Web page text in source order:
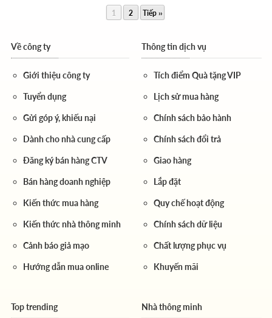
1 2 Tiếp ››
Về công ty
Giới thiệu công ty
Tuyển dụng
Gửi góp ý, khiếu nại
Dành cho nhà cung cấp
Đăng ký bán hàng CTV
Bán hàng doanh nghiệp
Kiến thức mua hàng
Kiến thức nhà thông minh
Cảnh báo giả mạo
Hướng dẫn mua online
Thông tin dịch vụ
Tích điểm Quà tặng VIP
Lịch sử mua hàng
Chính sách bảo hành
Chính sách đổi trả
Giao hàng
Lắp đặt
Quy chế hoạt động
Chính sách dữ liệu
Chất lượng phục vụ
Khuyến mãi
Top trending Nhà thông minh